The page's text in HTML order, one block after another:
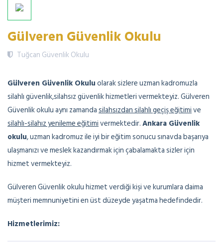
Gülveren Güvenlik Okulu
Tuğcan Güvenlik Okulu
Gülveren Güvenlik Okuluolarak sizlere uzman kadromuzla
silahlı güvenlik,silahsız güvenlik hizmetleri vermekteyiz. Gülveren
Güvenlik okulu aynı zamandasilahsızdan silahlı geçiş eğitimive
silahlı-silahız yenileme eğitimivermektedir.Ankara Güvenlik
okulu, uzman kadromuz ile iyi bir eğitim sonucu sınavda başarıya
ulaşmanızı ve meslek kazandırmak için çabalamakta sizler için
hizmet vermekteyiz.
Gülveren Güvenlik okulu hizmet verdiği kişi ve kurumlara daima
müşteri memnuniyetini en üst düzeyde yaşatma hedefindedir.
Hizmetlerimiz: